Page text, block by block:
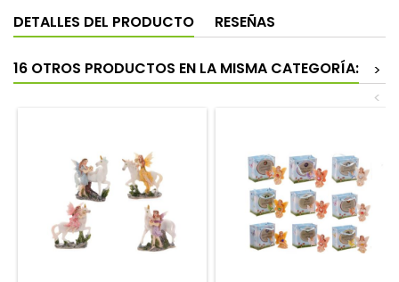
DETALLES DEL PRODUCTO RESEÑAS
16 OTROS PRODUCTOS EN LA MISMA CATEGORÍA:
>
<